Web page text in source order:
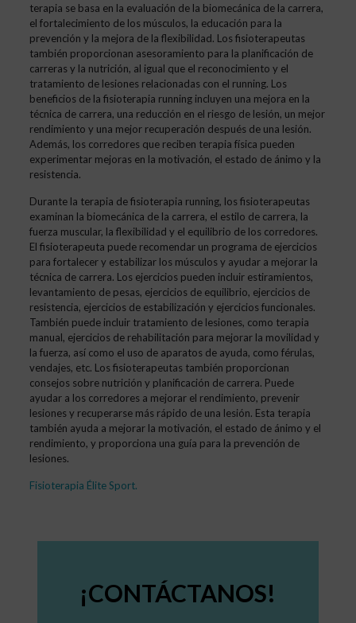
terapia se basa en la evaluación de la biomecánica de la carrera,
el fortalecimiento de los músculos, la educación para la
prevención y la mejora de la flexibilidad. Los fisioterapeutas
también proporcionan asesoramiento para la planificación de
carreras y la nutrición, al igual que el reconocimiento y el
tratamiento de lesiones relacionadas con el running. Los
beneficios de la fisioterapia running incluyen una mejora en la
técnica de carrera, una reducción en el riesgo de lesión, un mejor
rendimiento y una mejor recuperación después de una lesión.
Además, los corredores que reciben terapia física pueden
experimentar mejoras en la motivación, el estado de ánimo y la
resistencia.
Durante la terapia de fisioterapia running, los fisioterapeutas
examinan la biomecánica de la carrera, el estilo de carrera, la
fuerza muscular, la flexibilidad y el equilibrio de los corredores.
El fisioterapeuta puede recomendar un programa de ejercicios
para fortalecer y estabilizar los músculos y ayudar a mejorar la
técnica de carrera. Los ejercicios pueden incluir estiramientos,
levantamiento de pesas, ejercicios de equilibrio, ejercicios de
resistencia, ejercicios de estabilización y ejercicios funcionales.
También puede incluir tratamiento de lesiones, como terapia
manual, ejercicios de rehabilitación para mejorar la movilidad y
la fuerza, así como el uso de aparatos de ayuda, como férulas,
vendajes, etc. Los fisioterapeutas también proporcionan
consejos sobre nutrición y planificación de carrera. Puede
ayudar a los corredores a mejorar el rendimiento, prevenir
lesiones y recuperarse más rápido de una lesión. Esta terapia
también ayuda a mejorar la motivación, el estado de ánimo y el
rendimiento, y proporciona una guía para la prevención de
lesiones.
Fisioterapia Élite Sport.
¡CONTÁCTANOS!